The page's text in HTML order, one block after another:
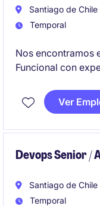
Santiago de Chile
Temporal
Nos encontramos
Funcional con
5 meses con
cliente socio líder
Ver
Devops Senior /
Santiago de Chile
Temporal